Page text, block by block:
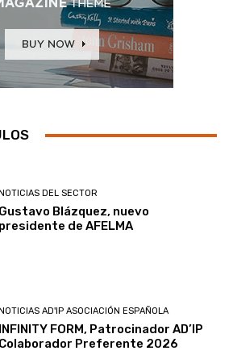
DEL SECTOR
Gustavo Blázquez, nuevo
presidente de AFELMA
NOTICIAS AD'IP ASOCIACIÓN ESPAÑOLA
INFINITY FORM, Patrocinador AD’IP
Colaborador Preferente 2026